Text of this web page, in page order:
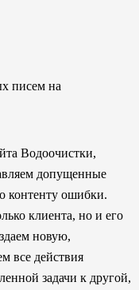
писем на
Водоочистки,
допущенные
контенту ошибки.
клиента, но и его
новую,
все действия
задачи к другой,